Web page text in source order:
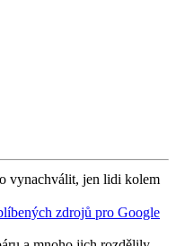
vynachválit, jen lidi kolem
zdrojů pro Google